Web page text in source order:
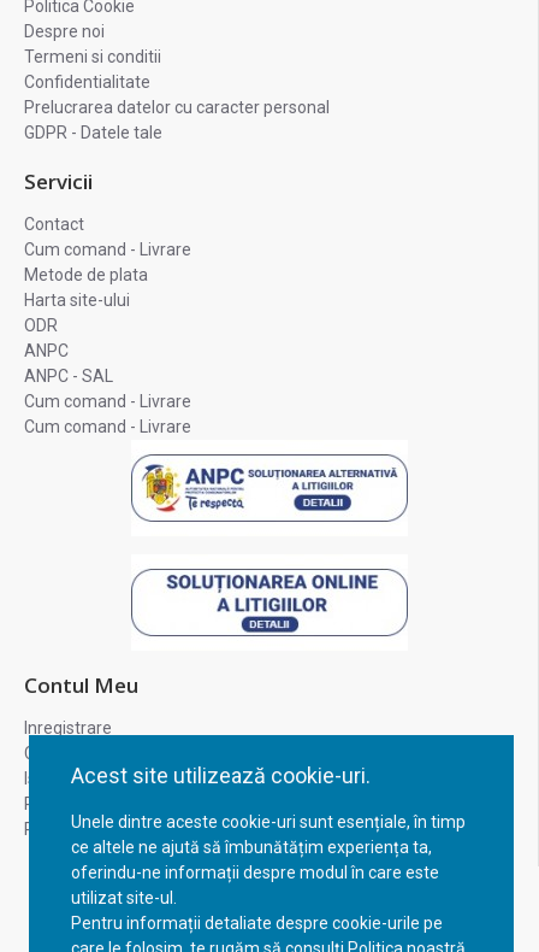
Acest site utilizează cookie-uri.
Unele dintre aceste cookie-uri sunt esențiale, în timp
ce altele ne ajută să îmbunătățim experiența ta,
oferindu-ne informații despre modul în care este
utilizat site-ul.
Pentru informații detaliate despre cookie-urile pe
Politica Cookie
Despre noi
Termeni si conditii
Confidentialitate
Prelucrarea datelor cu caracter personal
GDPR - Datele tale
Servicii
Contact
Cum comand - Livrare
Metode de plata
Harta site-ului
ODR
ANPC
ANPC - SAL
Cum comand - Livrare
Cum comand - Livrare
Contul Meu
Inregistrare
Contul meu
Istoric comenzi
Recuperare parola
Returnare produs